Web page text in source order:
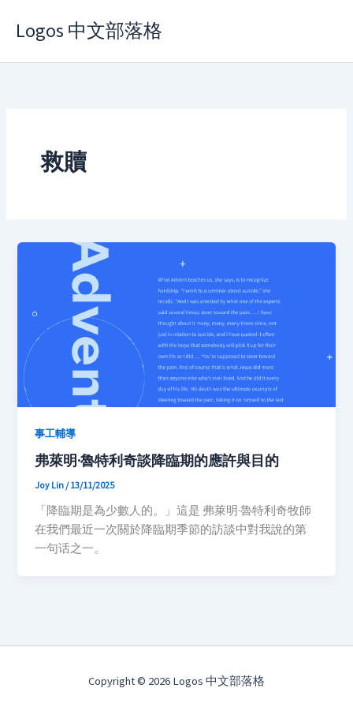
Logos 中文部落格
救贖
事工輔導
弗萊明·魯特利奇談降臨期的應許與目的
Joy Lin/13/11/2025
「降臨期是為少數人的。」這是 弗萊明·魯特利奇牧師
在我們最近一次關於降臨期季節的訪談中對我說的第
一句话之一。
Copyright © 2026 Logos 中文部落格